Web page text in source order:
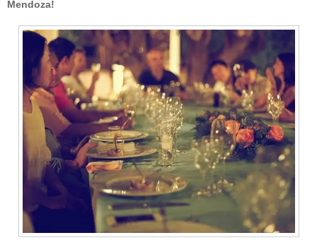
Mendoza!